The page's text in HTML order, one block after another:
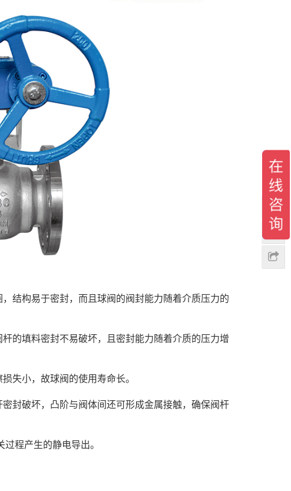
结构易于密封，而且球阀的阀封能力随着介质压力的
的填料密封不易破坏，且密封能力随着介质的压力增
失小，故球阀的使用寿命长。
封破坏，凸阶与阀体间还可形成金属接触，确保阀杆
程产生的静电导出。